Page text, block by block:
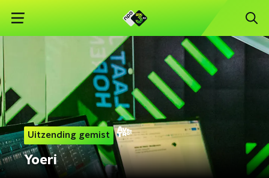
Uitzending gemist
Yoeri